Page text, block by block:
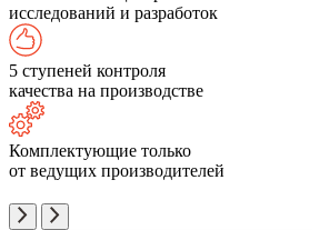
исследований и разработок
5 ступеней контроля
качества на производстве
Комплектующие только
от ведущих производителей